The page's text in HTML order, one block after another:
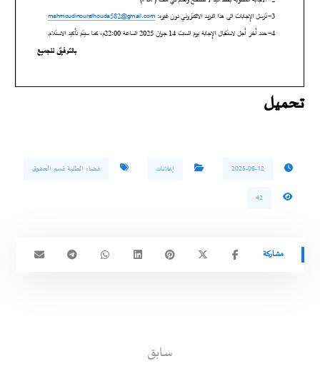
تحميل
2025-06-12 إعلانات فضاء الطلبة قسم الحقوق
42
سابق